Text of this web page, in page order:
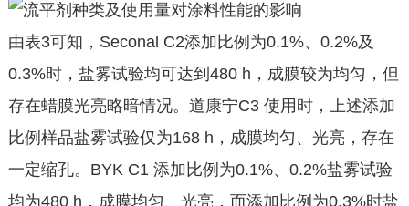
由表3可知，Seconal C2添加比例为0.1%、0.2%及
0.3%时，盐雾试验均可达到480 h，成膜较为均匀，但
存在蜡膜光亮略暗情况。道康宁C3 使用时，上述添加
比例样品盐雾试验仅为168 h，成膜均匀、光亮，存在
一定缩孔。BYK C1 添加比例为0.1%、0.2%盐雾试验
均为480 h，成膜均匀、光亮，而添加比例为0.3%时盐